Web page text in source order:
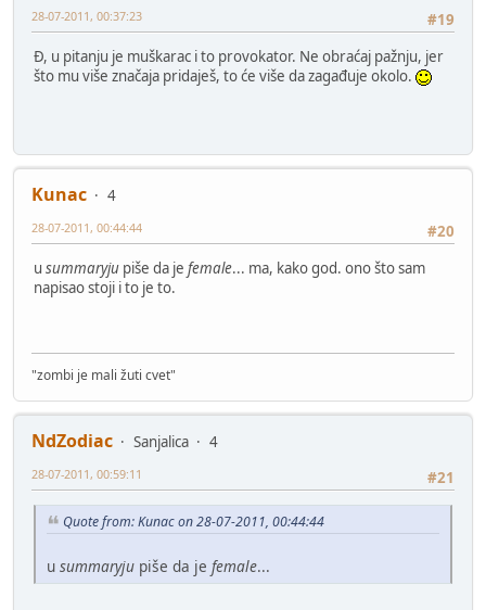
#19
28-07-2011, 00:37:23
Đ, u pitanju je muškarac i to provokator. Ne obraćaj pažnju, jer
što mu više značaja pridaješ, to će više da zagađuje okolo.
Kunac
4
#20
28-07-2011, 00:44:44
u summaryju piše da je female... ma, kako god. ono što sam
napisao stoji i to je to.
"zombi je mali žuti cvet"
NdZodiac Sanjalica
4
#21
28-07-2011, 00:59:11
Quote from: Kunac on 28-07-2011, 00:44:44
u summaryju piše da je female...